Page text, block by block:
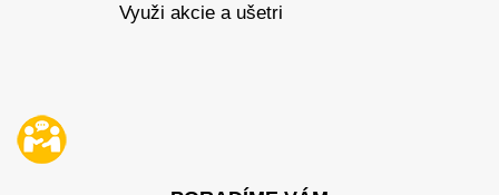
Využi akcie a ušetri